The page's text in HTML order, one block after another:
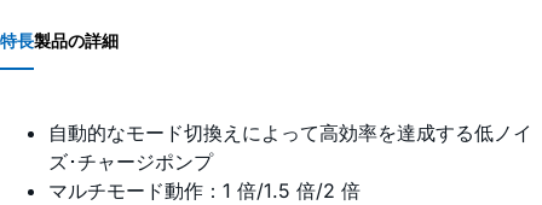
特長製品の詳細
自動的なモード切換えによって高効率を達成する低ノイ
ズ･チャージポンプ
マルチモード動作：1 倍/1.5 倍/2 倍